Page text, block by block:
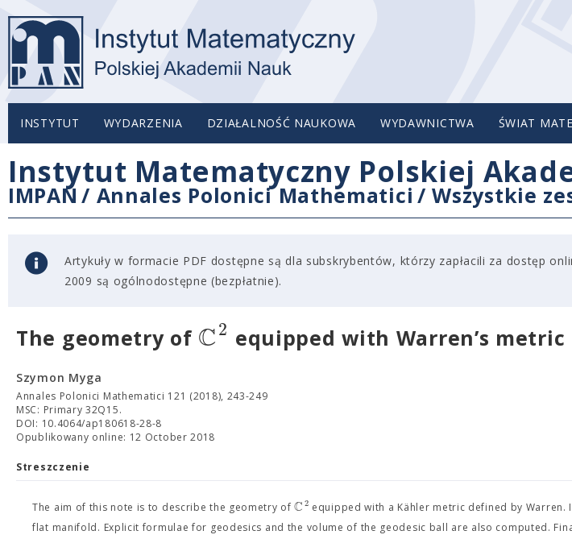
INSTYTUT WYDARZENIA DZIAŁALNOŚĆ NAUKOWA WYDAWNICTWA ŚWIAT
Instytut Matematyczny Polskiej
IMPAN / Annales Polonici Mathematici /Wszystkie
Artykuły w formacie PDF dostępne są dla subskrybentów, którzy zapłacili za dostęp
2009 są ogólnodostępne (bezpłatnie).
The geometry of C2 equipped with Warren’s metric
Szymon Myga
Annales Polonici Mathematici 121 (2018), 243-249
MSC: Primary 32Q15.
DOI: 10.4064/ap180618-28-8
Opublikowany online: 12 October 2018
Streszczenie
The aim of this note is to describe the geometry ofC2 equipped with a Kähler metric defined by
flat manifold. Explicit formulae for geodesics and the volume of the geodesic ball are also computed.